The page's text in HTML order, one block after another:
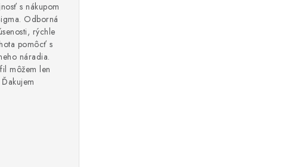
s nákupom
Odborná
rýchle
pomôcť s
náradia.
môžem len